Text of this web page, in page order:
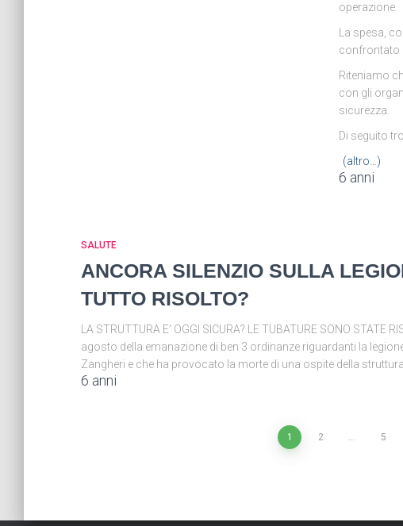
operazione.
La spesa,
confrontato
Riteniamo
con gli
sicurezza.
Di seguito
(altro…)
6 anni
SALUTE
ANCORA SILENZIO SULLA
TUTTO RISOLTO?
LA STRUTTURA E’ OGGI SICURA? LE TUBATURE SONO
agosto della emanazione di ben 3 ordinanze riguardanti la
Zangheri e che ha provocato la morte di una ospite della
6 anni
1 2 … 5